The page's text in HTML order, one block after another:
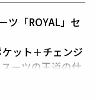
ツ「ROYAL」セ
ット＋チェンジ
ーツの王道の仕
が立体的である